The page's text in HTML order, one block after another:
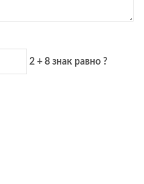
2 + 8 знак равно ?